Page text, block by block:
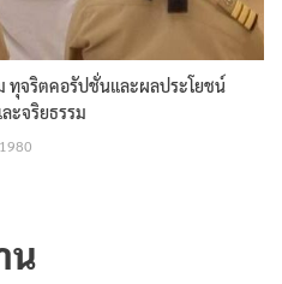
ทุจริตคอรัปชั่นและผลประโยชน์
ะจริยธรรม
น